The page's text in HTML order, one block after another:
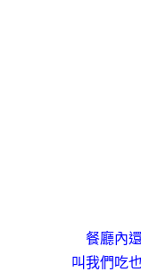
餐廳內
叫我們吃